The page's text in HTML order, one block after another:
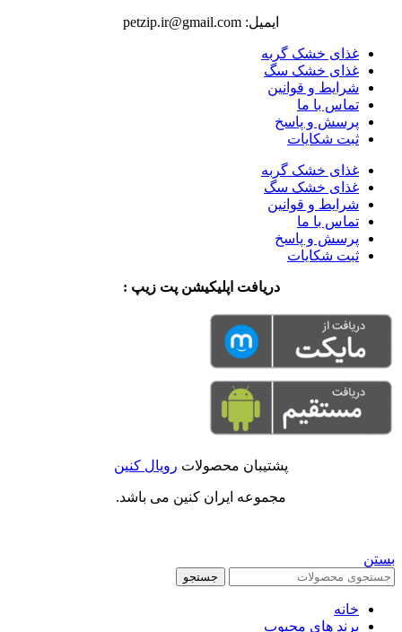
ایمیل: petzip.ir@gmail.com
غذای خشک گربه
غذای خشک سگ
شرایط و قوانین
تماس با ما
پرسش و پاسخ
ثبت شکایات
غذای خشک گربه
غذای خشک سگ
شرایط و قوانین
تماس با ما
پرسش و پاسخ
ثبت شکایات
دریافت اپلیکیشن پت زیپ :
پشتیبان محصولات رویال کنین
مجموعه ایران کنین می باشد.
بستن
جستجو
خانه
برند های محبوب